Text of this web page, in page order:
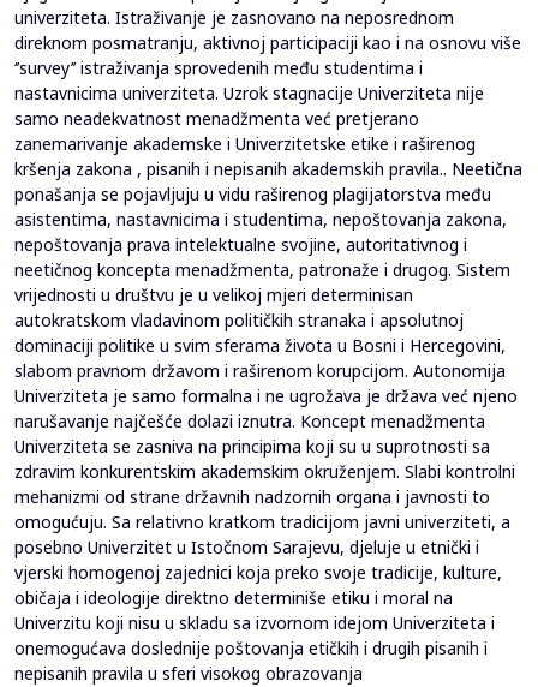
univerziteta. Istraživanje je zasnovano na neposrednom
direknom posmatranju, aktivnoj participaciji kao i na osnovu više
‘’survey’’ istraživanja sprovedenih među studentima i
nastavnicima univerziteta. Uzrok stagnacije Univerziteta nije
samo neadekvatnost menadžmenta već pretjerano
zanemarivanje akademske i Univerzitetske etike i raširenog
kršenja zakona , pisanih i nepisanih akademskih pravila.. Neetična
ponašanja se pojavljuju u vidu raširenog plagijatorstva među
asistentima, nastavnicima i studentima, nepoštovanja zakona,
nepoštovanja prava intelektualne svojine, autoritativnog i
neetičnog koncepta menadžmenta, patronaže i drugog. Sistem
vrijednosti u društvu je u velikoj mjeri determinisan
autokratskom vladavinom političkih stranaka i apsolutnoj
dominaciji politike u svim sferama života u Bosni i Hercegovini,
slabom pravnom državom i raširenom korupcijom. Autonomija
Univerziteta je samo formalna i ne ugrožava je država već njeno
narušavanje najčešće dolazi iznutra. Koncept menadžmenta
Univerziteta se zasniva na principima koji su u suprotnosti sa
zdravim konkurentskim akademskim okruženjem. Slabi kontrolni
mehanizmi od strane državnih nadzornih organa i javnosti to
omogućuju. Sa relativno kratkom tradicijom javni univerziteti, a
posebno Univerzitet u Istočnom Sarajevu, djeluje u etnički i
vjerski homogenoj zajednici koja preko svoje tradicije, kulture,
običaja i ideologije direktno determiniše etiku i moral na
Univerzitu koji nisu u skladu sa izvornom idejom Univerziteta i
onemogućava doslednije poštovanja etičkih i drugih pisanih i
nepisanih pravila u sferi visokog obrazovanja